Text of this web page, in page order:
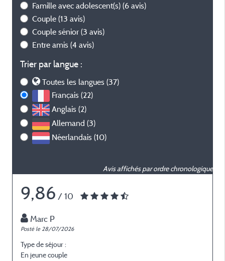
Famille avec adolescent(s) (6 avis)
Couple (13 avis)
Couple sénior (3 avis)
Entre amis (4 avis)
Trier par langue :
Toutes les langues (37)
Français (22)
Anglais (2)
Allemand (3)
Néerlandais (10)
Avis affichés par ordre chronologique
9,86 / 10
Marc P
Posté le 28/07/2026
Type de séjour :
En jeune couple